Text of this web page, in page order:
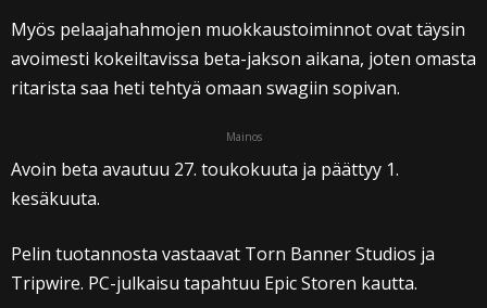
Myös pelaajahahmojen muokkaustoiminnot ovat täysin
avoimesti kokeiltavissa beta-jakson aikana, joten omasta
ritarista saa heti tehtyä omaan swagiin sopivan.
Mainos
Avoin beta avautuu 27. toukokuuta ja päättyy 1.
kesäkuuta.
Pelin tuotannosta vastaavat Torn Banner Studios ja
Tripwire. PC-julkaisu tapahtuu Epic Storen kautta.